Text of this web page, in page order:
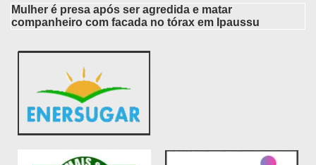
Mulher é presa após ser agredida e matar
companheiro com facada no tórax em Ipaussu